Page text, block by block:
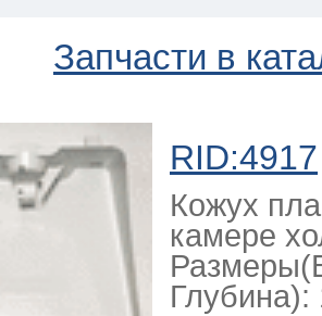
Запчасти в
RID:4917
Кожух
камере
Глубина):